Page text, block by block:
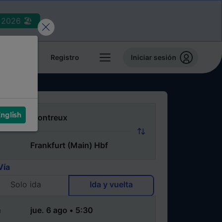
2026 🏖️
Registro Iniciar sesión
Solo ida
Ida y vuelta